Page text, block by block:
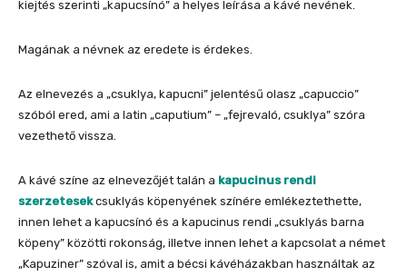
kiejtés szerinti „kapucsínó” a helyes leírása a kávé nevének.
Magának a névnek az eredete is érdekes.
Az elnevezés a „csuklya, kapucni” jelentésű olasz „capuccio”
szóból ered, ami a latin „caputium” – „fejrevaló, csuklya” szóra
vezethető vissza.
A kávé színe az elnevezőjét talán a kapucinus rendi
szerzetesekcsuklyás köpenyének színére emlékeztethette,
innen lehet a kapucsínó és a kapucinus rendi „csuklyás barna
köpeny” közötti rokonság, illetve innen lehet a kapcsolat a német
„Kapuziner” szóval is, amit a bécsi kávéházakban használtak az